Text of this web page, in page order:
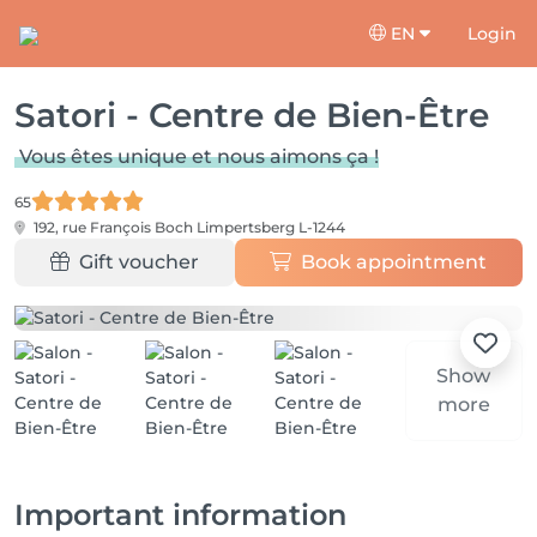
EN Login
Satori - Centre de Bien-Être
Vous êtes unique et nous aimons ça !
65
192, rue François Boch Limpertsberg L-1244
Gift voucher Book appointment
Show
more
Important information